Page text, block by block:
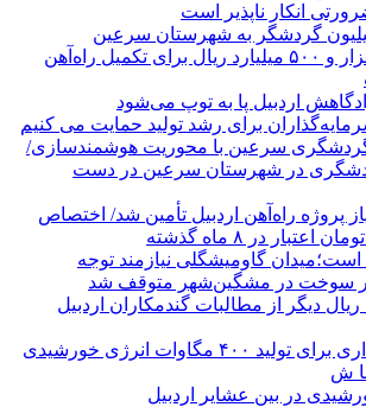
انکار ناپذیر است
گردشگر به شهرستان سرعین
استانداراردبیل: سه هزار و ۵۰۰ میلیارد ریال برای تکمیل راه‌آهن
اردبیل پا به توپ می‌شود
برای رشد تولید حمایت می کنیم
سرعین با محوریت هوشمندسازی/
در شهرستان سرعین در دست
نیاز پروژه راه‌آهن اردبیل تأمین شد/ اختصاص
گاومیشگلی نیازمند توجه
میلیارد ریال دیگر از مطالبات گندمکاران اردبیل
تفاهم‌نامه سرمایه‌گذاری برای تولید ۴۰۰ مگاوات انرژی خورشیدی
ش
در بین عشایر اردبیل